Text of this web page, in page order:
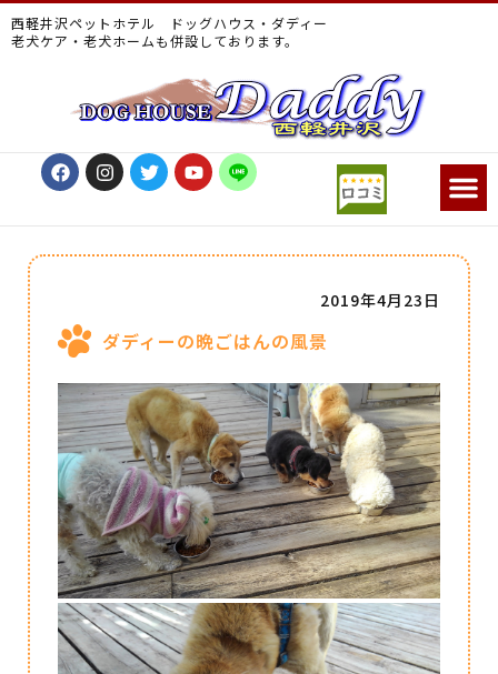
西軽井沢ペットホテル ドッグハウス・ダディー
老犬ケア・老犬ホームも併設しております。
ダディーの晩ごはんの風景
2019年4月23日